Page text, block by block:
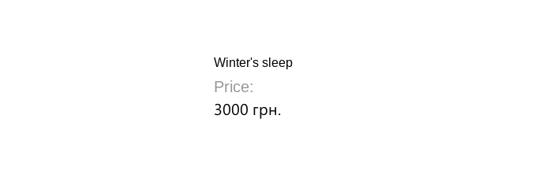
Winter's sleep
Price:
3000 грн.